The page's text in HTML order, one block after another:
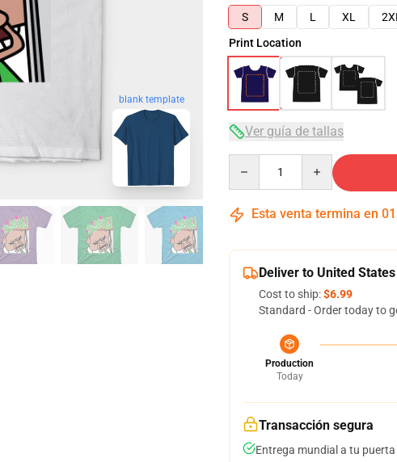
blank template
S
M L XL
Print Location
Ver guía de tallas
Esta venta termina en 01
Deliver to United States
Cost to ship:$6.99
Standard - Order today to
Production
Today
Transacción segura
Entrega mundial a tu puerta